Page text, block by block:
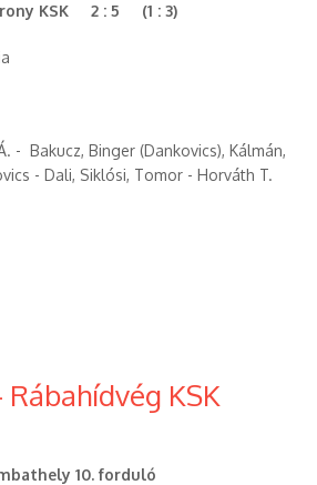
KSK 2 : 5 (1 : 3)
- Bakucz, Binger (Dankovics), Kálmán,
- Dali, Siklósi, Tomor - Horváth T.
KSK
10. forduló